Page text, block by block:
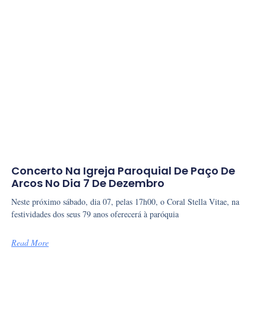
Concerto Na Igreja Paroquial De Paço De
Arcos No Dia 7 De Dezembro
Neste próximo sábado, dia 07, pelas 17h00, o Coral Stella Vitae, na
festividades dos seus 79 anos oferecerá à paróquia
Read More